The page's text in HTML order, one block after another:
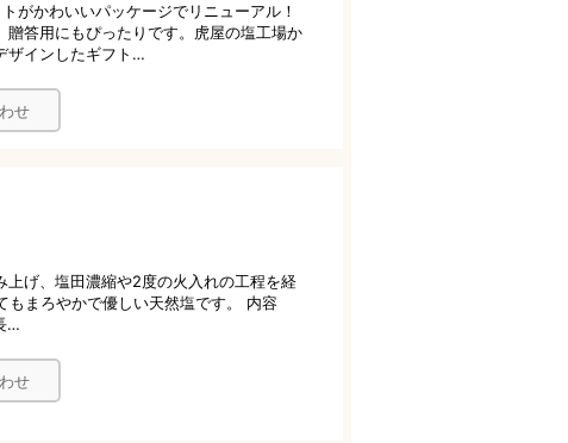
がかわいいパッケージでリニューアル！
答用にもぴったりです。虎屋の塩工場か
ザインしたギフト…
げ、塩田濃縮や2度の火入れの工程を経
もまろやかで優しい天然塩です。 内容
…